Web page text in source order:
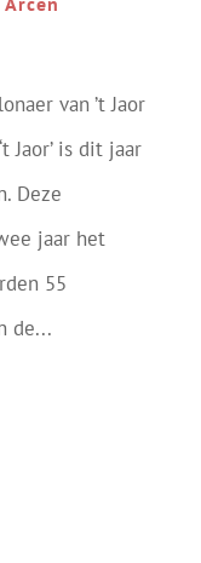
van ’t Jaor
Jaor’ is dit jaar
Deze
jaar het
55
de...